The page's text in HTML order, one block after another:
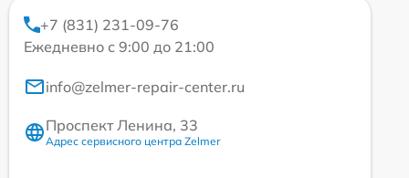
+7 (831) 231-09-76
Ежедневно с 9:00 до 21:00
info@zelmer-repair-center.ru
Проспект Ленина, 33
Адрес сервисного центра Zelmer